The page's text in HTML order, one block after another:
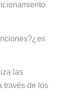
las
través de los